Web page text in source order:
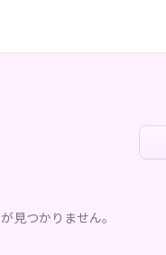
見つかりません。